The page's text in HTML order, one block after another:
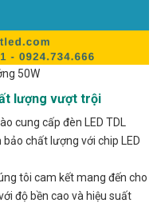
50W
lượng vượt trội
cung cấp đèn LED TDL
chất lượng với chip LED
tôi cam kết mang đến cho
độ bền cao và hiệu suất